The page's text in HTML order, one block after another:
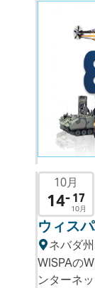
10月
14- 17
10月
ウィス
ネバダ
WISPAの
ンターネ